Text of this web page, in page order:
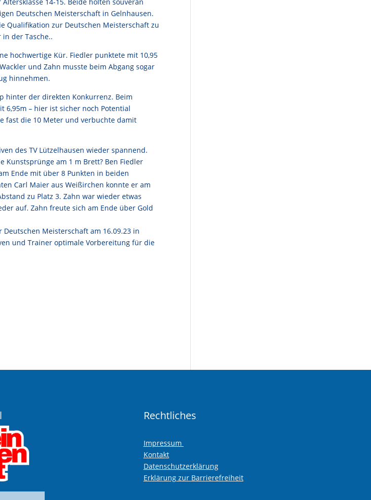
Deutschen Meisterschaft in Gelnhausen.
Qualifikation zur Deutschen Meisterschaft zu
der Tasche..
hochwertige Kür. Fiedler punktete mit 10,95
und Zahn musste beim Abgang sogar
hinnehmen.
hinter der direkten Konkurrenz. Beim
6,95m – hier ist sicher noch Potential
fast die 10 Meter und verbuchte damit
des TV Lützelhausen wieder spannend.
am 1 m Brett? Ben Fiedler
Ende mit über 8 Punkten in beiden
Carl Maier aus Weißirchen konnte er am
zu Platz 3. Zahn war wieder etwas
auf. Zahn freute sich am Ende über Gold
Meisterschaft am 16.09.23 in
und Trainer optimale Vorbereitung für die
Rechtliches
Impressum
Kontakt
Datenschutzerklärung
Erklärung zur Barrierefreiheit